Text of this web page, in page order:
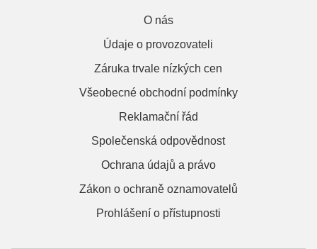
O nás
Údaje o provozovateli
Záruka trvale nízkých cen
Všeobecné obchodní podmínky
Reklamační řád
Společenská odpovědnost
Ochrana údajů a právo
Zákon o ochraně oznamovatelů
Prohlášení o přístupnosti